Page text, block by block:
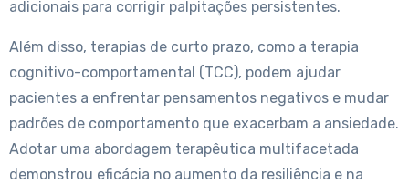
adicionais para corrigir palpitações persistentes.
Além disso, terapias de curto prazo, como a terapia
cognitivo-comportamental (TCC), podem ajudar
pacientes a enfrentar pensamentos negativos e mudar
padrões de comportamento que exacerbam a ansiedade.
Adotar uma abordagem terapêutica multifacetada
demonstrou eficácia no aumento da resiliência e na